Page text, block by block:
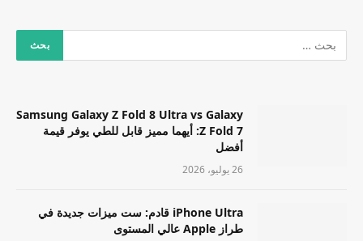
Samsung Galaxy Z Fold 8 Ultra vs Galaxy
Z Fold 7: أيهما مميز قابل للطي يوفر قيمة
أفضل
26 يوليو، 2026
iPhone Ultra قادم: ست ميزات جديدة في
طراز Apple عالي المستوى